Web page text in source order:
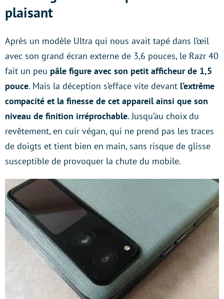
plaisant
Après un modèle Ultra qui nous avait tapé dans l’œil
avec son grand écran externe de 3,6 pouces, le Razr 40
fait un peu pâle figure avec son petit afficheur de 1,5
pouce. Mais la déception s’efface vite devant l’extrême
compacité et la finesse de cet appareil ainsi que son
niveau de finition irréprochable. Jusqu’au choix du
revêtement, en cuir végan, qui ne prend pas les traces
de doigts et tient bien en main, sans risque de glisse
susceptible de provoquer la chute du mobile.